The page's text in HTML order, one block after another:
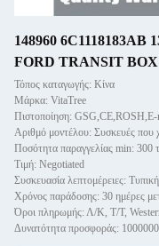
148960 6C1118183AB
FORD TRANSIT
Τόπος καταγωγής: Κίνα
Μάρκα: VitaTree
Πιστοποίηση:
Ποσότητα παραγγελίας min: 300
Τιμή: Negotiated
Συσκευασία λεπτομέρειες:
Χρόνος παράδοσης: 30 ημέρες
Όροι πληρωμής: Λ/Κ, Τ/Τ,
Δυνατότητα προσφοράς: 1000000